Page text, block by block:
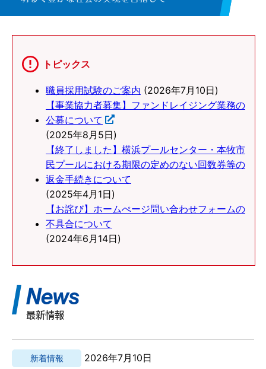
トピックス
職員採用試験のご案内 (2026年7月10日)
【事業協力者募集】ファンドレイジング業務の
公募について
(2025年8月5日)
【終了しました】横浜プールセンター・本牧市
民プールにおける期限の定めのない回数券等の
返金手続きについて
(2025年4月1日)
【お詫び】ホームぺージ問い合わせフォームの
不具合について
(2024年6月14日)
News
最新情報
新着情報
2026年7月10日